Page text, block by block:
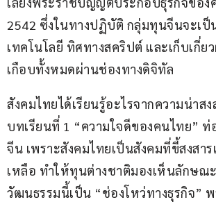
2542 ซึ่งในทางปฏิบัติ กลุ่มทุนจีนจะเป็
เทคโนโลยี ทิศทางสคริปต์ และเก็บเกี่ย
เกือบทั้งหมดผ่านช่องทางดิจิทัล
สังคมไทยได้เรียนรู้อะไรจากความน่าส
บทเรียนที่ 1 “ความใจดีของคนไทย”
จีน เพราะสังคมไทยเป็นสังคมที่ขี้สงสา
เหลือ ทำให้ทุนต่างชาติมองเห็นลักษณ
วัฒนธรรมนี้เป็น “ช่องโหว่ทางธุรกิจ”